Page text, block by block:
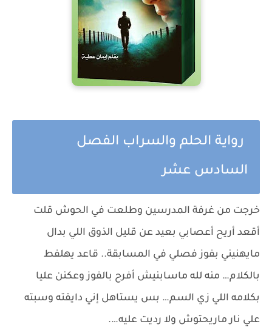
رواية الحلم والسراب الفصل
السادس عشر
خرجت من غرفة المدرسين وطلعت في الحوش قلت
أقعد أريح أعصابي بعيد عن قليل الذوق اللي بدال
مايهنيني بفوز فصلي في المسابقة.. قاعد يهلفط
بالكلام… منه لله ماسابنيش أفرح بالفوز وعكنن عليا
بكلامه اللي زي السم… بس يستاهل إني دايقته وسبته
علي نار ماريحتوش ولا رديت عليه….